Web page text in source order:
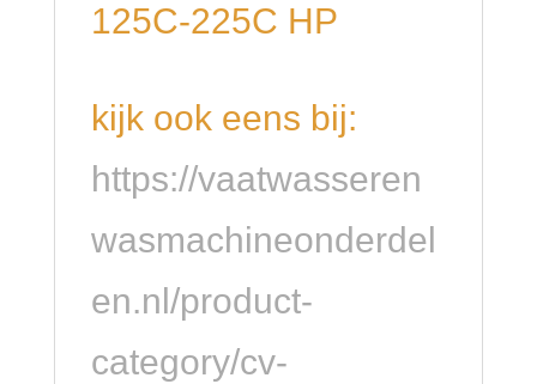
125C-225C HP
kijk ook eens bij:
https://vaatwasseren
wasmachineonderdel
en.nl/product-
category/cv-